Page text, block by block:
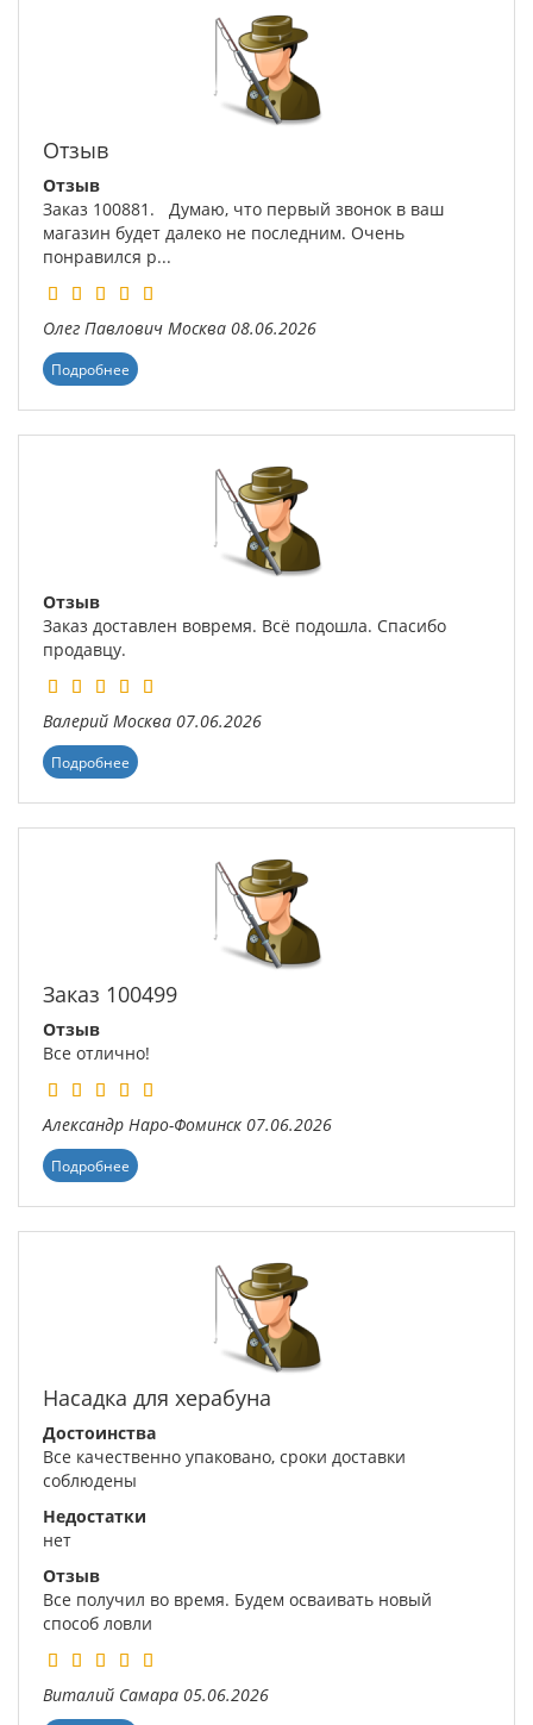
Отзыв
Отзыв
Заказ 100881. Думаю, что первый звонок в ваш
магазин будет далеко не последним. Очень
понравился р...
Олег Павлович Москва 08.06.2026
Подробнее
Отзыв
Заказ доставлен вовремя. Всё подошла. Спасибо
продавцу.
Валерий Москва 07.06.2026
Подробнее
Заказ 100499
Отзыв
Все отлично!
Александр Наро-Фоминск 07.06.2026
Подробнее
Насадка для херабуна
Достоинства
Все качественно упаковано, сроки доставки
соблюдены
Недостатки
нет
Отзыв
Все получил во время. Будем осваивать новый
способ ловли
Виталий Самара 05.06.2026